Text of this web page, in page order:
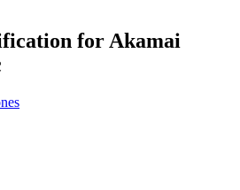
for Akamai